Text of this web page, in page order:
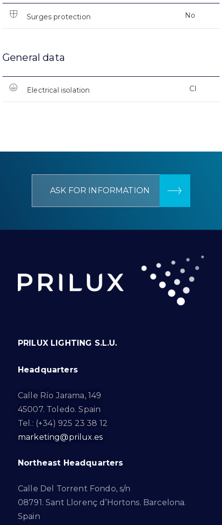
Surges protection No
General data
Electrical isolation CI
ASK FOR INFORMATION
PRILUX LIGHTING S.L.U.
Headquarters
Calle Río Jarama, 149
45007. Toledo. Spain
Tel.: (+34) 925 23 38 12
marketing@prilux.es
Northeast Headquarters
Calle Del Torrent Fondo, s/n
08791. Sant Llorenç d’Hortons. Barcelona.
Spain